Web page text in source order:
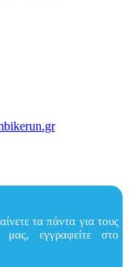
τα πάντα για τους
μας, εγγραφείτε στο